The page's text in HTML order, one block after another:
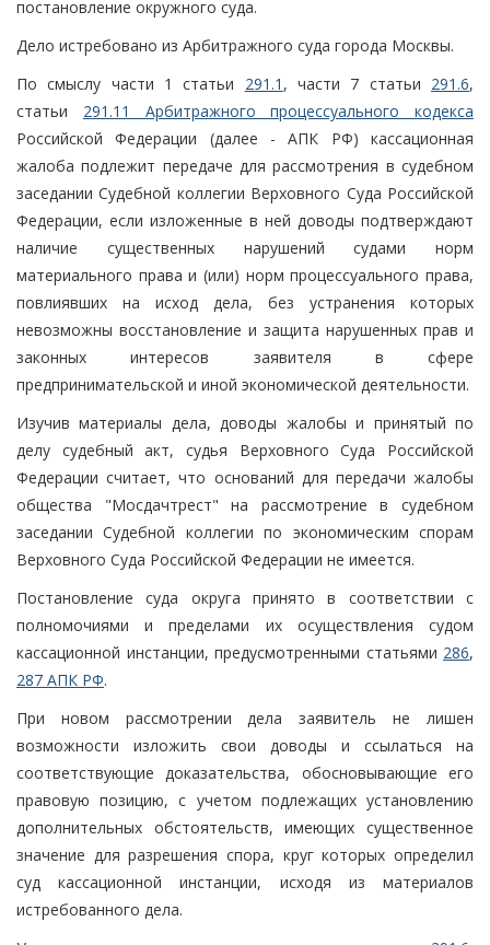
постановление окружного суда.
Дело истребовано из Арбитражного суда города Москвы.
По смыслу части 1 статьи 291.1 , части 7 статьи 291.6,
статьи 291.11 Арбитражного процессуального кодекса
Российской Федерации (далее - АПК РФ) кассационная
жалоба подлежит передаче для рассмотрения в судебном
заседании Судебной коллегии Верховного Суда Российской
Федерации, если изложенные в ней доводы подтверждают
наличие существенных нарушений судами норм
материального права и (или) норм процессуального права,
повлиявших на исход дела, без устранения которых
невозможны восстановление и защита нарушенных прав и
законных интересов заявителя в сфере
предпринимательской и иной экономической деятельности.
Изучив материалы дела, доводы жалобы и принятый по
делу судебный акт, судья Верховного Суда Российской
Федерации считает, что оснований для передачи жалобы
общества "Мосдачтрест" на рассмотрение в судебном
заседании Судебной коллегии по экономическим спорам
Верховного Суда Российской Федерации не имеется.
Постановление суда округа принято в соответствии с
полномочиями и пределами их осуществления судом
кассационной инстанции, предусмотренными статьями 286,
287 АПК РФ.
При новом рассмотрении дела заявитель не лишен
возможности изложить свои доводы и ссылаться на
соответствующие доказательства, обосновывающие его
правовую позицию, с учетом подлежащих установлению
дополнительных обстоятельств, имеющих существенное
значение для разрешения спора, круг которых определил
суд кассационной инстанции, исходя из материалов
истребованного дела.